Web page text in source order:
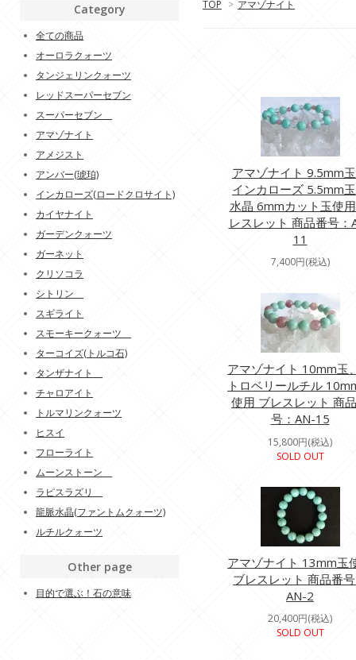
TOP > アマゾナイト
アマゾナイト 9.5mm
インカローズ 5.5mm
水晶 6mmカット玉使
レスレット 商品番号：
11
7,400円(税込)
アマゾナイト 10mm玉
トロベリールチル
使用 ブレスレット 商
号：AN-15
15,800円(税込)
SOLD OUT
アマゾナイト 13mm玉
ブレスレット 商品番
AN-2
20,400円(税込)
SOLD OUT
Category
全ての商品
オーロラクォーツ
タンジェリンクォーツ
レッドスーパーセブン
スーパーセブン
アマゾナイト
アメジスト
アンバー(琥珀)
インカローズ(ロードクロサイト)
カイヤナイト
ガーデンクォーツ
ガーネット
クリソコラ
シトリン
スギライト
スモーキークォーツ
ターコイズ(トルコ石)
タンザナイト
チャロアイト
トルマリンクォーツ
ヒスイ
フローライト
ムーンストーン
ラピスラズリ
龍脈水晶(ファントムクォーツ)
ルチルクォーツ
Other page
目的で選ぶ！石の意味